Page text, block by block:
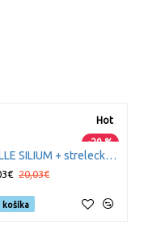
Hot
-20 %
BOLLE SILIUM + strelecké okuliare bronzové
20,03€
košíka